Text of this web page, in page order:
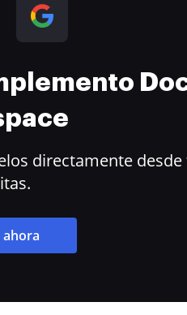
directamente